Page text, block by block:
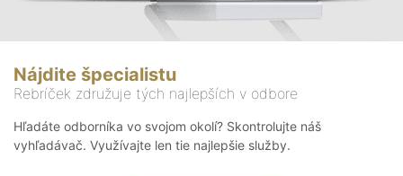
Nájdite špecialistu
Rebríček združuje tých najlepších v odbore
Hľadáte odborníka vo svojom okolí? Skontrolujte náš
vyhľadávač. Využívajte len tie najlepšie služby.